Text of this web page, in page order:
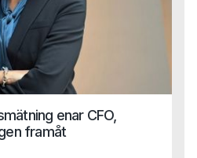
enar CFO,
framåt